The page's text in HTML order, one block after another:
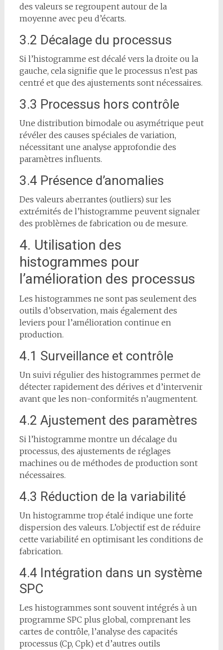
des valeurs se regroupent autour de la
moyenne avec peu d’écarts.
3.2 Décalage du processus
Si l’histogramme est décalé vers la droite ou la
gauche, cela signifie que le processus n’est pas
centré et que des ajustements sont nécessaires.
3.3 Processus hors contrôle
Une distribution bimodale ou asymétrique peut
révéler des causes spéciales de variation,
nécessitant une analyse approfondie des
paramètres influents.
3.4 Présence d’anomalies
Des valeurs aberrantes (outliers) sur les
extrémités de l’histogramme peuvent signaler
des problèmes de fabrication ou de mesure.
4. Utilisation des
histogrammes pour
l’amélioration des processus
Les histogrammes ne sont pas seulement des
outils d’observation, mais également des
leviers pour l’amélioration continue en
production.
4.1 Surveillance et contrôle
Un suivi régulier des histogrammes permet de
détecter rapidement des dérives et d’intervenir
avant que les non-conformités n’augmentent.
4.2 Ajustement des paramètres
Si l’histogramme montre un décalage du
processus, des ajustements de réglages
machines ou de méthodes de production sont
nécessaires.
4.3 Réduction de la variabilité
Un histogramme trop étalé indique une forte
dispersion des valeurs. L’objectif est de réduire
cette variabilité en optimisant les conditions de
fabrication.
4.4 Intégration dans un système
SPC
Les histogrammes sont souvent intégrés à un
programme SPC plus global, comprenant les
cartes de contrôle, l’analyse des capacités
processus (Cp, Cpk) et d’autres outils